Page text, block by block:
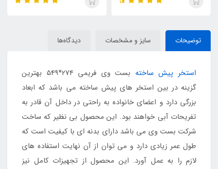
توضیحات سایز و مشخصات دیدگاه‌ها
استخر پیش ساخته
بست وی فریمی 274*549 بهترین
گزینه در بین استخر های پیش ساخته می باشد که ابعاد
بزرگی دارد و اعضای خانواده به راحتی در داخل آن قادر به
تفریحات آبی خواهند بود. این محصول بی نظیر که ساخت
شرکت بست وی می باشد دارای بدنه ای با کیفیت است که
طول عمر زیادی دارد و می توان از آن نهایت استفاده های
لازم را به عمل آورد. این محصول از تجهیزات کامل نیز